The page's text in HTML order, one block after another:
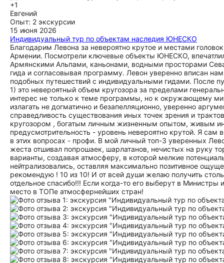
+1
Евгений
Опыт: 2 экскурсии
15 июня 2026
Индивидуальный тур по объектам наследия ЮНЕСКО
Благодарим Левона за невероятно крутое и местами
Армении. Посмотрели ключевые объекты ЮНЕСКО,
Армянскими Альпами, каньонами, водными просторами
гида и согласовывая программу. Левон уверенно вписан
подобных путешествий с индивидуальными гидами. После
1) это невероятный объем кругозора за пределами
интерес не только к теме программы, но к окружающему
излагать не догматично и безапелляционно, уверенно
справедливость существования иных точек зрения и
кругозором , богатым личным жизненным опытом, живым
предусмотрительность - уровень невероятно крутой. Я сам
в этих вопросах - профи. В мой личный топ-3 уверенных
жеста отшивал попрошаек, шарлатанов, нечистых на руку
варианты, создавая атмосферу, в которой мелкие
нейтрализовались, оставляя максимально позитивное
рекомендую ! 10 из 10! И от всей души желаю получить
отдельное спасибо!!! Если когда-то его выберут в
место в ТОПе атмосфернейших стран!